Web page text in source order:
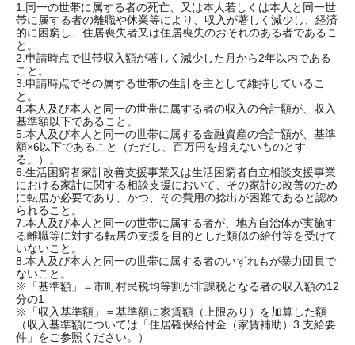
1.同一の世帯に属する者の死亡、又は本人若しくは本人と同一世
帯に属する者の離職や休業等により、収入が著しく減少し、経済
的に困窮し、住居喪失者又は住居喪失のおそれのある者であるこ
と。
2.申請時点で世帯収入額が著しく減少した月から2年以内である
こと。
3.申請時点でその属する世帯の生計を主として維持しているこ
と。
4.本人及び本人と同一の世帯に属する者の収入の合計額が、収入
基準額以下であること。
5.本人及び本人と同一の世帯に属する金融資産の合計額が、基準
額×6以下であること（ただし、百万円を超えないものとす
る。）。
6.生活困窮者家計改善支援事業又は生活困窮者自立相談支援事業
における家計に関する相談支援において、その家計の改善のため
に転居が必要であり、かつ、その費用の捻出が困難であると認め
られること。
7.本人及び本人と同一の世帯に属する者が、地方自治体が実施す
る離職等に対する転居の支援を目的とした類似の給付等を受けて
いないこと。
8.本人及び本人と同一の世帯に属する者のいずれもが暴力団員で
ないこと。
※「基準額」＝市町村民税均等割が非課税となる者の収入額の12
分の1
※「収入基準額」＝基準額に家賃額（上限あり）を加算した額
（収入基準額については「住居確保給付金（家賃補助）3.支給要
件」をご参照ください。）